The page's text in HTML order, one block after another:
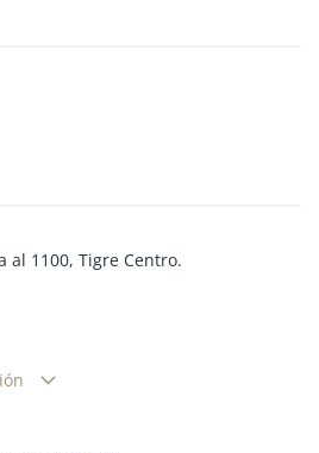
al 1100, Tigre Centro.
a través del corredor